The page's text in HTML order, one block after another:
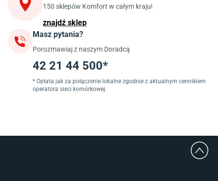
Szafki pod zlewozmywak
Blaty kuchenne laminowane
Jadalnia
Stoły do jadalni
Krzesła do jadalni
Dywany szare
Lampy w stylu loftowym
Lampy wiszące do jadalni
150 sklepów Komfort w całym kraju!
znajdź sklep
Masz pytania?
Porozmawiaj z naszym Doradcą
42 21 44 500*
* Opłata jak za połączenie lokalne zgodnie z aktualnym cennikiem
operatora sieci komórkowej.